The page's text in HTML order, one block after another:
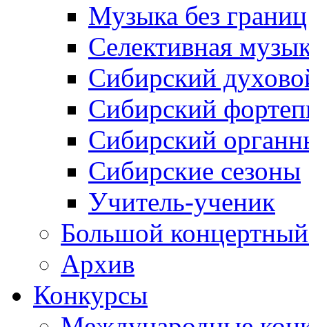
Музыка без границ
Селективная
Сибирский
Сибирский
Сибирский
Сибирские сезоны
Учитель-ученик
Большой концертный
Архив
Конкурсы